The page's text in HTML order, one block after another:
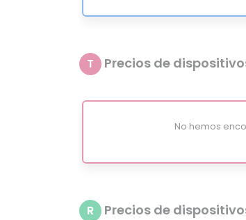
T Precios de
No hemos
R Precios de